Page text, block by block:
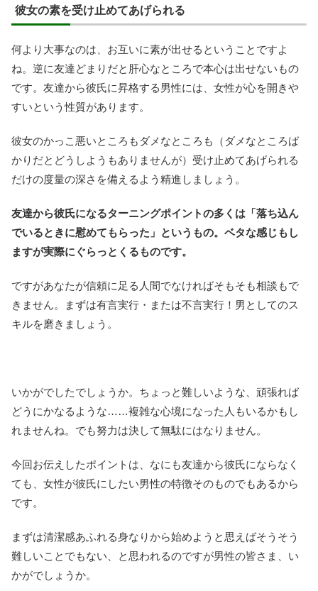
彼女の素を受け止めてあげられる
何より大事なのは、お互いに素が出せるということですよ
ね。逆に友達どまりだと肝心なところで本心は出せないもの
です。友達から彼氏に昇格する男性には、女性が心を開きや
すいという性質があります。
彼女のかっこ悪いところもダメなところも（ダメなところば
かりだとどうしようもありませんが）受け止めてあげられる
だけの度量の深さを備えるよう精進しましょう。
友達から彼氏になるターニングポイントの多くは「落ち込ん
でいるときに慰めてもらった」というもの。ベタな感じもし
ますが実際にぐらっとくるものです。
ですがあなたが信頼に足る人間でなければそもそも相談もで
きません。まずは有言実行・または不言実行！男としてのス
キルを磨きましょう。
いかがでしたでしょうか。ちょっと難しいような、頑張れば
どうにかなるような……複雑な心境になった人もいるかもし
れませんね。でも努力は決して無駄にはなりません。
今回お伝えしたポイントは、なにも友達から彼氏にならなく
ても、女性が彼氏にしたい男性の特徴そのものでもあるから
です。
まずは清潔感あふれる身なりから始めようと思えばそうそう
難しいことでもない、と思われるのですが男性の皆さま、い
かがでしょうか。